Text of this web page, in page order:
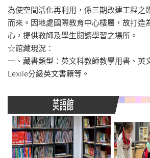
為使空間活化再利用，係三期改建工程之
而來。因地處國際教育中心樓層，故打造
心，提供教師及學生閱讀學習之場所。
☆館藏現況：
一、藏書類型：英文科教師教學用書、英
Lexile分級英文書籍等。